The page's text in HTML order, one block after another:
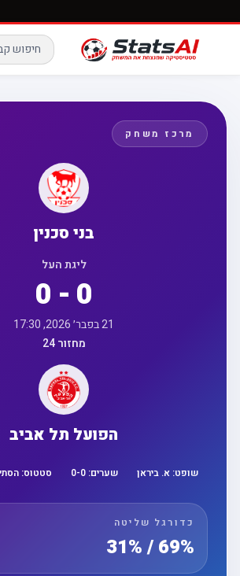
מרכז משחק
בני סכנין
ליגת העל
0 - 0
מחזור 24
הפועל תל אביב
שופט:א. ביראן שערים: 0 -0 סטטוס:הסתיים
כדורגל שליטה
69% / 31%